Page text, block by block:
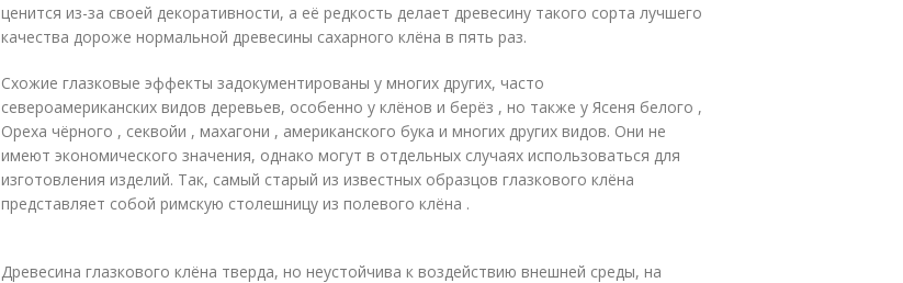
ценится из-за своей декоративности, а её редкость делает древесину такого сорта лучшего
качества дороже нормальной древесины сахарного клёна в пять раз.
Схожие глазковые эффекты задокументированы у многих других, часто
североамериканских видов деревьев, особенно у клёнов и берёз , но также у Ясеня белого ,
Ореха чёрного , секвойи , махагони , американского бука и многих других видов. Они не
имеют экономического значения, однако могут в отдельных случаях использоваться для
изготовления изделий. Так, самый старый из известных образцов глазкового клёна
представляет собой римскую столешницу из полевого клёна .
Древесина глазкового клёна тверда, но неустойчива к воздействию внешней среды, на